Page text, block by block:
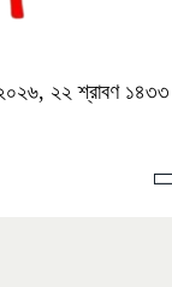
২২ শ্রাবণ ১৪৩৩